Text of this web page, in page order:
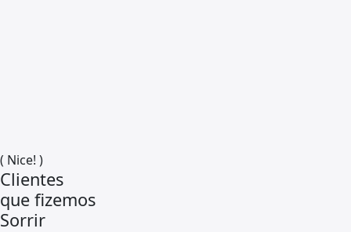
( Nice! )
Clientes
que fizemos
Sorrir